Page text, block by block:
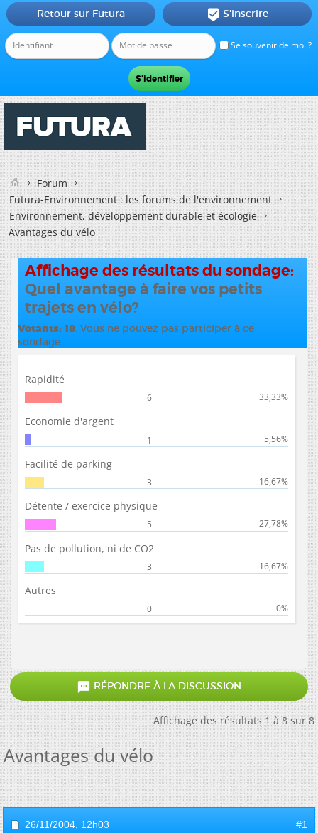
Se souvenir de moi ?
Retour sur Futura  S'inscrire
Forum
Futura-Environnement : les forums de l'environnement
Environnement, développement durable et écologie
Avantages du vélo
Affichage des résultats du sondage:
Quel avantage à faire vos petits
trajets en vélo?
Votants 18. Vous ne pouvez pas participer à ce
sondage.
Rapidité
6 33,33%
Economie d'argent
1 5,56%
Facilité de parking
3 16,67%
Détente / exercice physique
5 27,78%
Pas de pollution, ni de CO2
3 16,67%
Autres
0 0%
 RÉPONDRE À LA DISCUSSION
Affichage des résultats 1 à 8 sur 8
Avantages du vélo
26/11/2004, 12h03 #1